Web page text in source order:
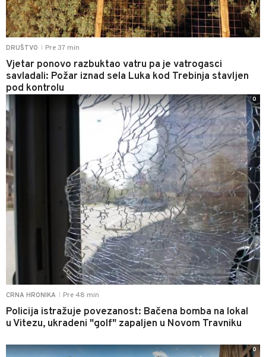
DRUŠTVO Pre 37 min
Vjetar ponovo razbuktao vatru pa je vatrogasci
savladali: Požar iznad sela Luka kod Trebinja stavljen
pod kontrolu
CRNA HRONIKA Pre 48 min
Policija istražuje povezanost: Bačena bomba na lokal
u Vitezu, ukradeni "golf" zapaljen u Novom Travniku
0
0